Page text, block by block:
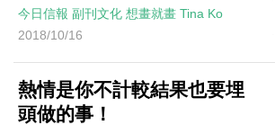
今日信報 副刊文化 想畫就畫 Tina Ko
2018/10/16
熱情是你不計較結果也要埋
頭做的事！